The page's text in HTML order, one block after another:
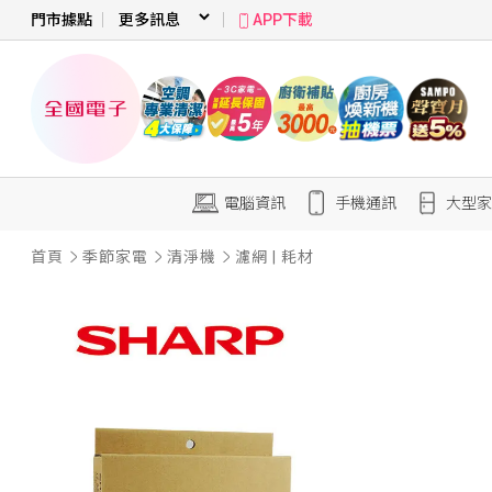
門市據點 APP下載
電腦資訊 手機通訊 大型
首頁 季節家電 清淨機 濾網 | 耗材